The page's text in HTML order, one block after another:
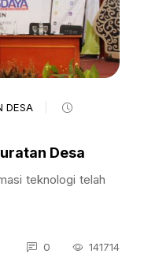
DESA
Desa
teknologi telah
0 141714